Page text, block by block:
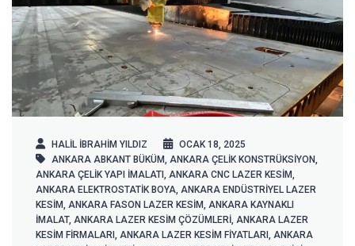
HALIL IBRAHIM YILDIZ
OCAK 18, 2025
ANKARA ABKANT BÜKÜM ANKARA ÇELIK KONSTRÜKSIYON
ANKARA ÇELIK YAPI IMALATI ANKARA CNC LAZER KESIM
ANKARA ELEKTROSTATIK BOYA ANKARA ENDÜSTRIYEL LAZER
KESIM ANKARA FASON LAZER KESIM ANKARA KAYNAKLI
IMALAT, ANKARA LAZER KESIM ÇÖZÜMLERI ANKARA LAZER
KESIM FIRMALARI ANKARA LAZER KESIM FIYATLARI ANKARA